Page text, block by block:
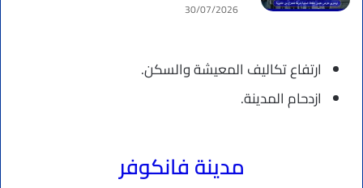
30/07/2026
ارتفاع تكاليف المعيشة والسكن.
ازدحام المدينة.
مدينة فانكوفر